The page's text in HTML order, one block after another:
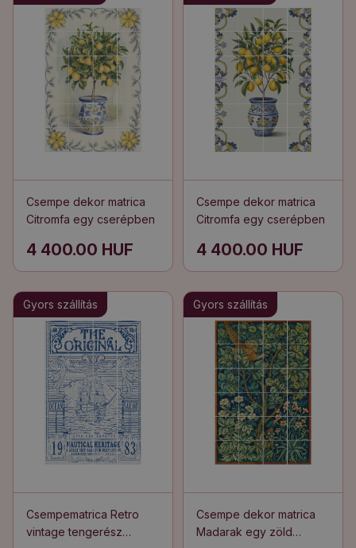
Csempe dekor matrica
Citromfa egy cserépben
4 400.00 HUF
Csempe dekor matrica
Citromfa egy cserépben
4 400.00 HUF
Gyors szállítás
Csempematrica Retro
vintage tengerész
Gyors szállítás
Csempe dekor matrica
Madarak egy zöld